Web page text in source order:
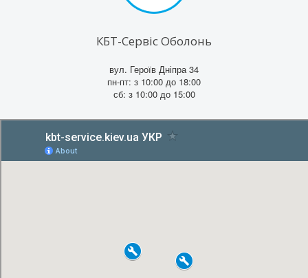
КБТ-Сервіс Оболонь
вул. Героїв Дніпра 34
пн-пт: з 10:00 до 18:00
сб: з 10:00 до 15:00